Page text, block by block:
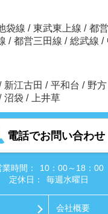
袋線 / 東武東上線 / 都
/ 都営三田線 / 総武線 /
新江古田 / 平和台 / 野方
沼袋 / 上井草
電話でお問い合わせ
業時間：
10：00～18：00
定休日：
毎週水曜日
会社概要